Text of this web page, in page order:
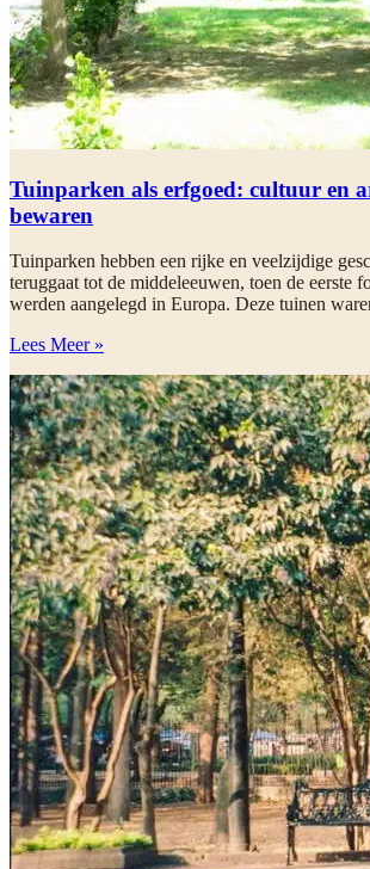
Tuinparken als erfgoed: cultuur en
bewaren
Tuinparken hebben een rijke en veelzijdige
teruggaat tot de middeleeuwen, toen de eerste
werden aangelegd in Europa. Deze tuinen
Lees Meer »